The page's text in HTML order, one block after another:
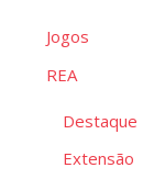
Jogos
REA
Destaque
Extensão